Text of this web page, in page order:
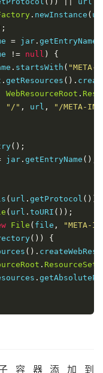
. newInstance (
= jar . getEntryName
!= null )
{
. startsWith (
. getResources ().
WebResourceRoot .
"/" , url ,
"/META-
();
jar . getEntryName ();
( url . getProtocol ()))
( url . toURI ());
File ( file ,
"META-
())
{
().
.
.
子容器添加到